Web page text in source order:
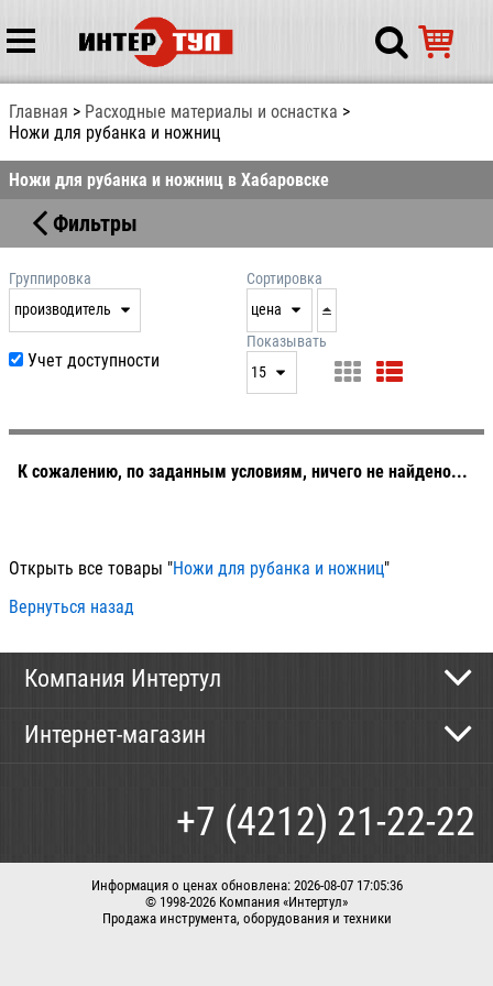
Главная
Расходные материалы и оснастка
Ножи для рубанка и ножниц
Ножи для рубанка и ножниц в Хабаровске
Фильтры
Группировка
производитель
производитель
Сортировка
цена
дата
цена
артикул
Учет доступности
Показывать
15
25
50
К сожалению, по заданным условиям, ничего не найдено...
Открыть все товары "Ножи для рубанка и ножниц"
Вернуться назад
Компания Интертул
Новости
Интернет-магазин
Доставка
+7 (4212) 21-22-22
Информация о ценах обновлена: 2026-08-07 17:05:36
© 1998-2026 Компания «Интертул»
Продажа инструмента, оборудования и техники